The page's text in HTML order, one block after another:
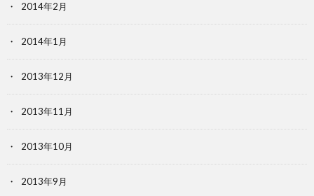
2014年2月
2014年1月
2013年12月
2013年11月
2013年10月
2013年9月